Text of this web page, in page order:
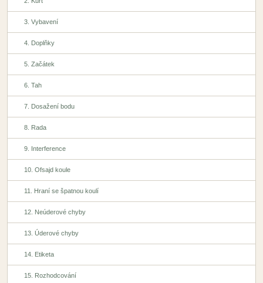
3. Vybavení
4. Doplňky
5. Začátek
6. Tah
7. Dosažení bodu
8. Rada
9. Interference
10. Ofsajd koule
11. Hraní se špatnou koulí
12. Neúderové chyby
13. Úderové chyby
14. Etiketa
15. Rozhodcování